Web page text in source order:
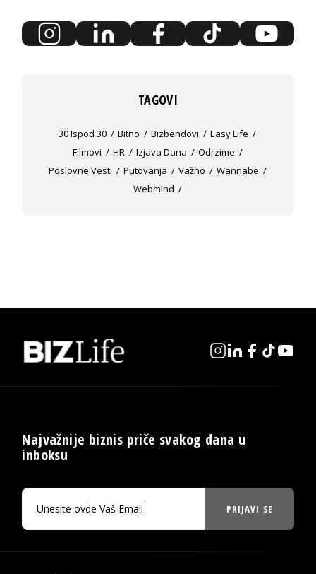
TAGOVI
30 Ispod 30 Bitno Bizbendovi
Easy Life
Filmovi
HR Izjava Dana
Odrzime
Poslovne Vesti
Putovanja Važno
Wannabe
Webmind
Najvažnije biznis priče svakog dana u
inboksu
PRIJAVI SE